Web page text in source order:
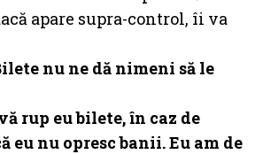
apare supra-control, îi va
nu ne dă nimeni să le
rup eu bilete, în caz de
eu nu opresc banii. Eu am de